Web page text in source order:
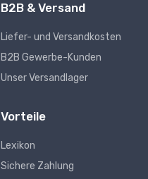
B2B & Versand
Liefer- und Versandkosten
B2B Gewerbe-Kunden
Unser Versandlager
Vorteile
Lexikon
Sichere Zahlung